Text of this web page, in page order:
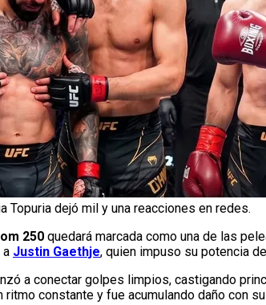
Topuria dejó mil y una reacciones en redes.
250 quedará marcada como una de las
a Justin Gaethje, quien impuso su potencia
a conectar golpes limpios, castigando
constante y fue acumulando daño con